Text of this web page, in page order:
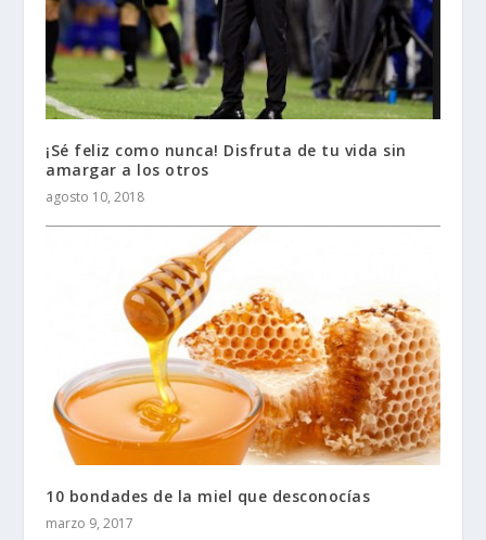
¡Sé feliz como nunca! Disfruta de tu vida sin
amargar a los otros
agosto 10, 2018
10 bondades de la miel que desconocías
marzo 9, 2017